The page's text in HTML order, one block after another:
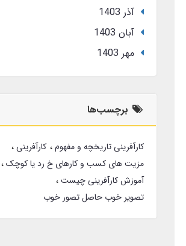
آذر 1403
آبان 1403
مهر 1403
برچسب‌ها
کارآفرینی تاریخچه و مفهوم
کارآفرینی
مزیت های کسب و کارهای خ رد یا کوچک
آموزش کارآفرینی چیست
تصویر خوب حاصل تصور خوب